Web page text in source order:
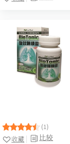
(1)
比较
收藏